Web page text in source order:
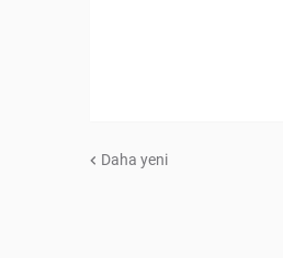
Daha yeni